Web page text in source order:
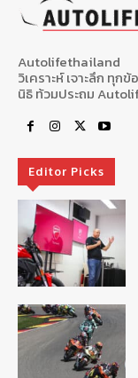
Autolifethailand
วิเคราะห์ เจาะลึก ทุ
นิธิ ท้วมประถม
Editor Picks